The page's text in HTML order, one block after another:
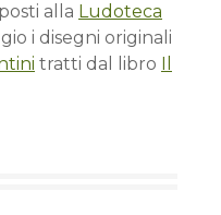
alla Ludoteca
i disegni originali
tratti dal libro Il